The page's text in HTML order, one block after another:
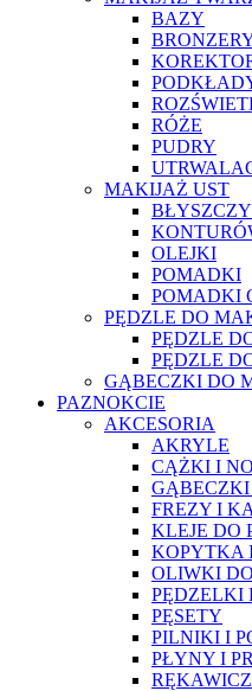
BAZY
RÓŻE
PUDRY
MAKIJAŻ UST
OLEJKI
POMADKI
POMADKI
PĘDZLE DO
PĘDZLE
PĘDZLE
GĄBECZKI DO
PAZNOKCIE
AKCESORIA
AKRYLE
CĄŻKI I
FREZY I
KLEJE DO
KOPYTKA
OLIWKI
PĘDZELKI
PĘSETY
PILNIKI I
PŁYNY I